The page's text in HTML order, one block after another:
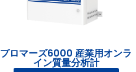
プロマーズ6000 産業用オンラ
イン質量分析計